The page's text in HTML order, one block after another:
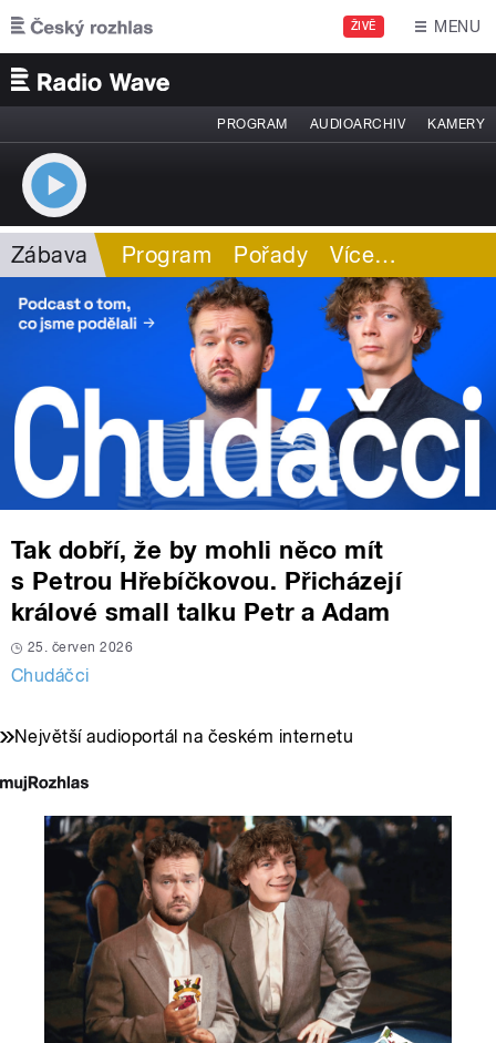
Přejít k hlavnímu obsahu
ŽIVĚ MENU
PROGRAM AUDIOARCHIV KAMERY
Zábava Program Pořady Více…
Tak dobří, že by mohli něco mít
s Petrou Hřebíčkovou. Přicházejí
králové small talku Petr a Adam
25. červen 2026
Chudáčci
Největší audioportál na českém internetu